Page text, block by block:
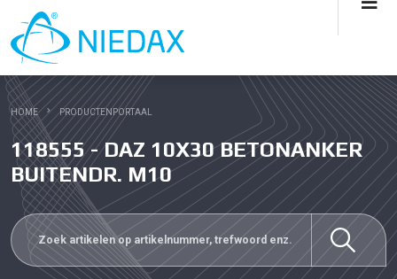
HOME PRODUCTENPORTAAL
118555 - DAZ 10X30 BETONANKER
BUITENDR. M10